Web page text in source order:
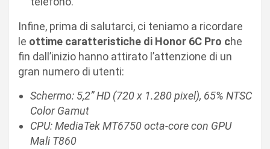
Infine, prima di salutarci, ci teniamo a ricordare
le ottime caratteristiche di Honor 6C Pro che
fin dall’inizio hanno attirato l’attenzione di un
gran numero di utenti:
Schermo: 5,2” HD (720 x 1.280 pixel), 65% NTSC
Color Gamut
CPU: MediaTek MT6750 octa-core con GPU
Mali T860